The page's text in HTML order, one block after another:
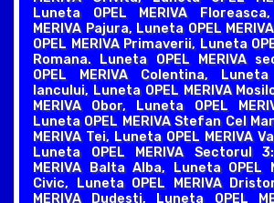
Luneta OPEL MERIVA
MERIVA Pajura, Luneta OPEL
OPEL MERIVA Primaverii, Luneta
Romana. Luneta OPEL MERIVA
OPEL MERIVA Colentina, Luneta
Iancului, Luneta OPEL MERIVA
MERIVA Obor, Luneta OPEL
Luneta OPEL MERIVA Stefan Cel
MERIVA Tei, Luneta OPEL MERIVA
Luneta OPEL MERIVA Sectorul
MERIVA Balta Alba, Luneta OPEL
Civic, Luneta OPEL MERIVA
MERIVA Dudesti, Luneta OPEL